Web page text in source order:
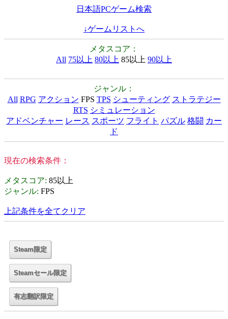
日本語PCゲーム検索
↓ゲームリストへ
メタスコア：
All 75以上 80以上 85以上 90以上
ジャンル：
All RPG アクション FPS TPS シューティング ストラテジー
RTS シミュレーション
アドベンチャー レース スポーツ フライト パズル 格闘 カー
ド
現在の検索条件：
メタスコア: 85以上
ジャンル: FPS
上記条件を全てクリア